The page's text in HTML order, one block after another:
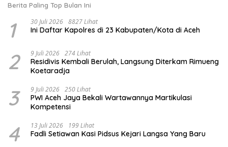
Berita Paling Top Bulan Ini
1 30 Juli 2026 8827 Lihat
Ini Daftar Kapolres di 23 Kabupaten/Kota di Aceh
2 9 Juli 2026 274 Lihat
Residivis Kembali Berulah, Langsung Diterkam Rimueng
Koetaradja
3 9 Juli 2026 250 Lihat
PWI Aceh Jaya Bekali Wartawannya Martikulasi
Kompetensi
4 13 Juli 2026 199 Lihat
Fadli Setiawan Kasi Pidsus Kejari Langsa Yang Baru